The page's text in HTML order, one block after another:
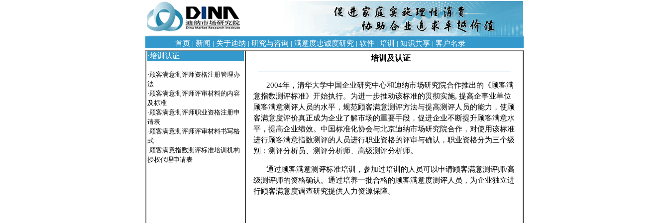
首页 | 新闻 | 关于迪纳 | 研究与咨询 | 满意度忠诚度研究 | 软件 | 培训 | 知识共享 | 客户名录
·培训 认证
·顾客满意测评师资格注册管理办
法
·顾客满意测评师评审材料的内容
及标准
·顾客满意测评师职业资格注册申
请表
·顾客满意测评师评审材料书写格
式
·顾客满意指数测评标准培训机构
授权代理申请表
培训及认证
2004年，清华大学中国企业研究中心和迪纳市场研究院合作推出的《顾客满
意指数测评标准》开始执行。为进一步推动该标准的贯彻实施, 提高企事业单位
顾客满意测评人员的水平，规范顾客满意测评方法与提高测评人员的能力，使顾
客满意度评价真正成为企业了解市场的重要手段，促进企业不断提升顾客满意水
平，提高企业绩效。中国标准化协会与北京迪纳市场研究院合作，对使用该标准
进行顾客满意指数测评的人员进行职业资格的评审与确认，职业资格分为三个级
别：测评分析员、测评分析师、高级测评分析师。
通过顾客满意测评标准培训，参加过培训的人员可以申请顾客满意测评师/高
级测评师的资格确认。通过培养一批合格的顾客满意度测评人员，为企业独立进
行顾客满意度调查研究提供人力资源保障。